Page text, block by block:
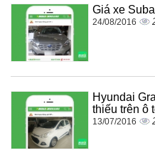
Giá xe
24/08/2016
Hyundai
thiếu trên ô
13/07/2016